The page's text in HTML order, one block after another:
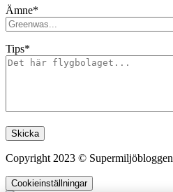
Ämne*
Tips*
Lämna detta fält tomt.
Copyright 2023 © Supermiljöbloggen
Cookieinställningar